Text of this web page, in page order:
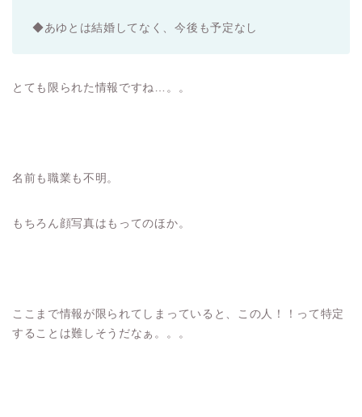
◆あゆとは結婚してなく、今後も予定なし
とても限られた情報ですね…。。
名前も職業も不明。
もちろん顔写真はもってのほか。
ここまで情報が限られてしまっていると、この人！！って特定
することは難しそうだなぁ。。。